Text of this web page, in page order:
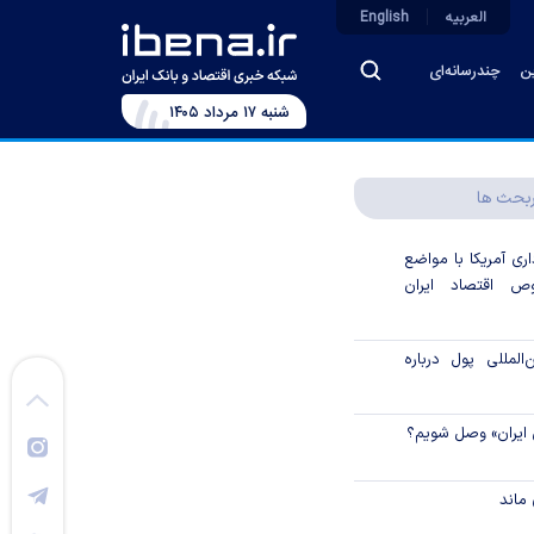
چندرسانه‌ای
العربیه English
شنبه ۱۷ مرداد ۱۴۰۵
ها
آمریکا با مواضع
اقتصاد ایران
پول درباره
وصل شویم؟